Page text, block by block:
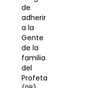
de
adherir
a la
Gente
de la
familia
del
Profeta